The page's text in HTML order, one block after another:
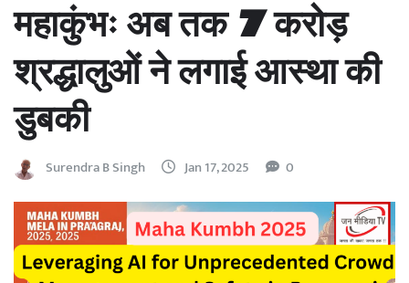
महाकुंभः अब तक 7 करोड़
श्रद्धालुओं ने लगाई आस्था की
डुबकी
Surendra B Singh Jan 17, 2025 0